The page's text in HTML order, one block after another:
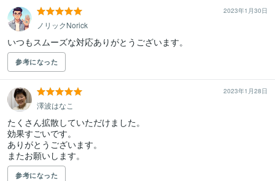
2023年1月30日
ノリックNorick
いつもスムーズな対応ありがとうございます。
参考になった
2023年1月28日
澤波はなこ
たくさん拡散していただけました。
効果すごいです。
ありがとうございます。
参考になった